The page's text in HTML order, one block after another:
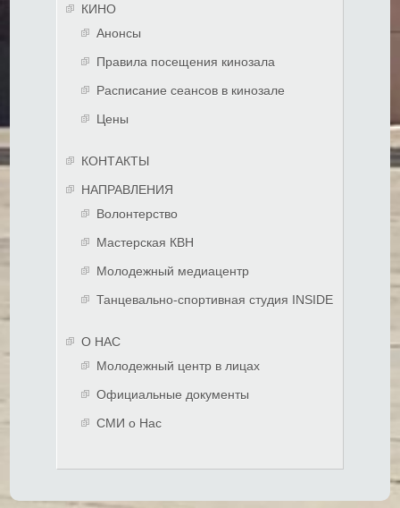
КИНО
Анонсы
Правила посещения кинозала
Расписание сеансов в кинозале
Цены
КОНТАКТЫ
НАПРАВЛЕНИЯ
Волонтерство
Мастерская КВН
Молодежный медиацентр
Танцевально-спортивная студия INSIDE
О НАС
Молодежный центр в лицах
Официальные документы
СМИ о Нас